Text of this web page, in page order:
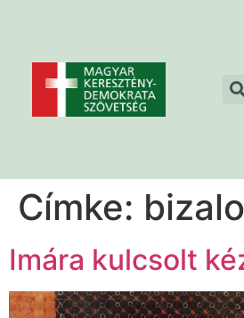
Címke:
Imára kulcsolt